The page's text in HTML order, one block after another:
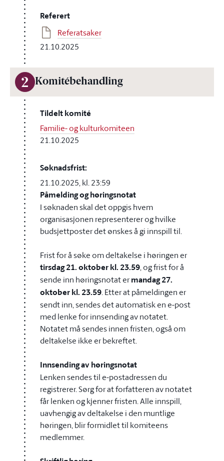
Referert
Referatsaker
21.10.2025
2 Komitébehandling
Tildelt komité
Familie- og kulturkomiteen
21.10.2025
Søknadsfrist:
21.10.2025, kl. 23:59
Påmelding og høringsnotat
I søknaden skal det oppgis hvem
organisasjonen representerer og hvilke
budsjettposter det ønskes å gi innspill til.
Frist for å søke om deltakelse i høringen er
tirsdag 21. oktober kl. 23.59, og frist for å
sende inn høringsnotat ermandag 27.
oktober kl. 23.59. Etter at påmeldingen er
sendt inn, sendes det automatisk en e-post
med lenke for innsending av notatet.
Notatet må sendes innen fristen, også om
deltakelse ikke er bekreftet.
Innsending av høringsnotat
Lenken sendes til e-postadressen du
registrerer. Sørg for at forfatteren av notatet
får lenken og kjenner fristen. Alle innspill,
uavhengig av deltakelse i den muntlige
høringen, blir formidlet til komiteens
medlemmer.